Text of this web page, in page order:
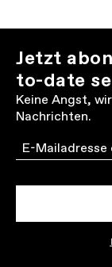
Jetzt
to-date
Keine Angst,
Nachrichten.
Email